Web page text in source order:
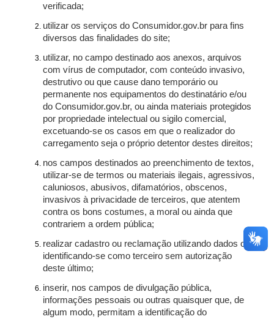
verificada;
utilizar os serviços do Consumidor.gov.br para fins
diversos das finalidades do site;
utilizar, no campo destinado aos anexos, arquivos
com vírus de computador, com conteúdo invasivo,
destrutivo ou que cause dano temporário ou
permanente nos equipamentos do destinatário e/ou
do Consumidor.gov.br, ou ainda materiais protegidos
por propriedade intelectual ou sigilo comercial,
excetuando-se os casos em que o realizador do
carregamento seja o próprio detentor destes direitos;
nos campos destinados ao preenchimento de textos,
utilizar-se de termos ou materiais ilegais, agressivos,
caluniosos, abusivos, difamatórios, obscenos,
invasivos à privacidade de terceiros, que atentem
contra os bons costumes, a moral ou ainda que
contrariem a ordem pública;
realizar cadastro ou reclamação utilizando dados ou
identificando-se como terceiro sem autorização
deste último;
inserir, nos campos de divulgação pública,
informações pessoais ou outras quaisquer que, de
algum modo, permitam a identificação do